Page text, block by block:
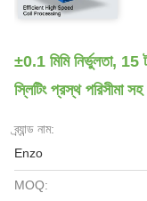
±0.1 মিমি নির্ভুলতা, 15
স্লিটিং প্রস্থ পরিসীমা
ব্র্যান্ড নাম:
Enzo
MOQ: